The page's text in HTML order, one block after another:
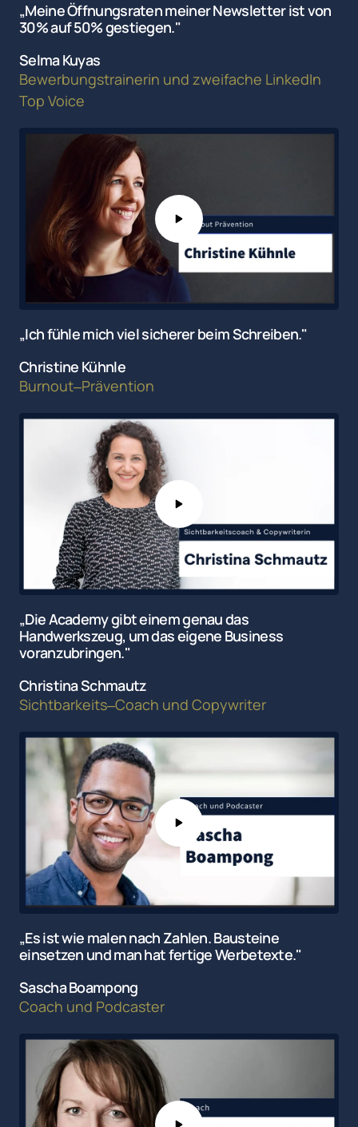
„Meine Öffnungsraten meiner Newsletter ist von
30% auf 50% gestiegen."
Selma Kuyas
Bewerbungstrainerin und zweifache
Top Voice
„Ich fühle mich viel sicherer beim Schreiben."
Christine Kühnle
Burnout‒Prävention
„Die Academy gibt einem genau das
Handwerkszeug, um das eigene Business
voranzubringen."
Christina Schmautz
Sichtbarkeits‒Coach und Copywriter
„Es ist wie malen nach Zahlen. Bausteine
einsetzen und man hat fertige Werbetexte."
Sascha Boampong
Coach und Podcaster